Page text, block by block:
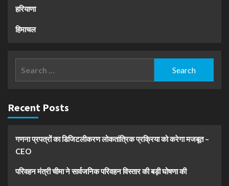
हरियाणा
हिमाचल
Recent Posts
गणना प्रपत्रों का डिजिटलीकरण लोकतांत्रिक प्रक्रिया को करेगा मजबूत –
CEO
परिवहन मंत्री चीमा ने सार्वजनिक परिवहन विस्तार की बड़ी घोषणा की